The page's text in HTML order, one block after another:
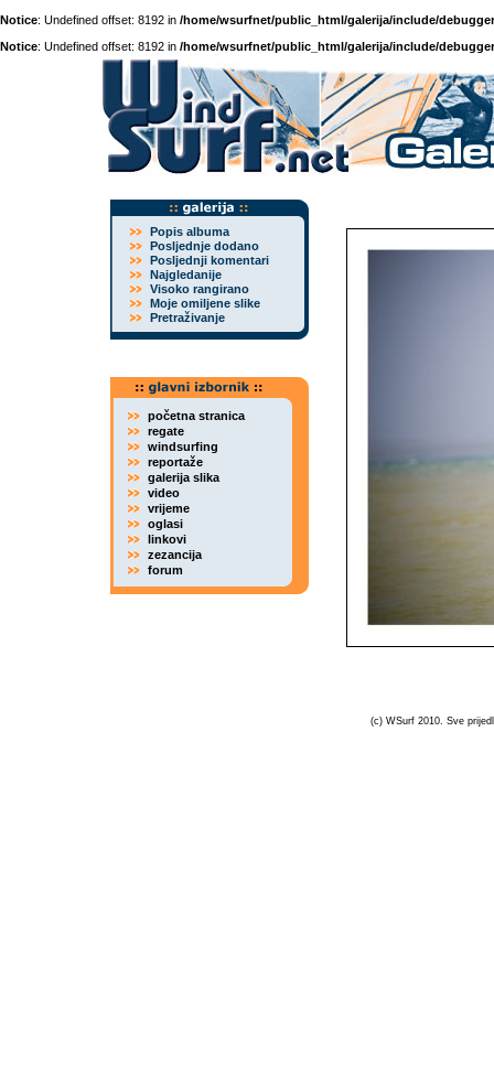
Notice: Undefined offset: 8192 in /home/wsurfnet/public_html/galerija/include/
Notice: Undefined offset: 8192 in /home/wsurfnet/public_html/galerija/include/
Popis albuma
Posljednje dodano
Posljednji komentari
Najgledanije
Visoko rangirano
Moje omiljene slike
Pretraživanje
početna stranica
regate
windsurfing
reportaže
galerija slika
video
vrijeme
oglasi
linkovi
zezancija
forum
(c) WSurf 2010. Sve